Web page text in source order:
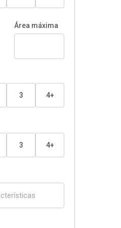
Área máxima
3 4+
3 4+